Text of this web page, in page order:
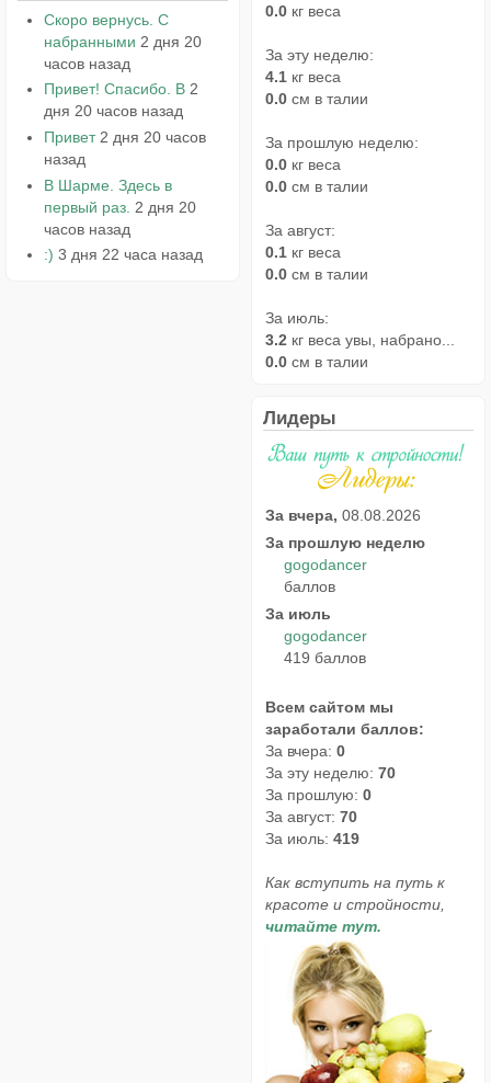
Скоро вернусь. С
набранными 2 дня 20
часов назад
Привет! Спасибо. В 2
дня 20 часов назад
Привет 2 дня 20 часов
назад
В Шарме. Здесь в
первый раз. 2 дня 20
часов назад
:) 3 дня 22 часа назад
0.0 кг веса
За эту неделю:
4.1 кг веса
0.0 см в талии
За прошлую неделю:
0.0 кг веса
0.0 см в талии
За август:
0.1 кг веса
0.0 см в талии
За июль:
3.2 кг веса увы, набрано...
0.0 см в талии
Лидеры
За вчера, 08.08.2026
За прошлую неделю
gogodancer
баллов
За июль
gogodancer
419 баллов
Всем сайтом мы
заработали баллов:
За вчера: 0
За эту неделю: 70
За прошлую: 0
За август: 70
За июль: 419
Как вступить на путь к
красоте и стройности,
читайте тут.